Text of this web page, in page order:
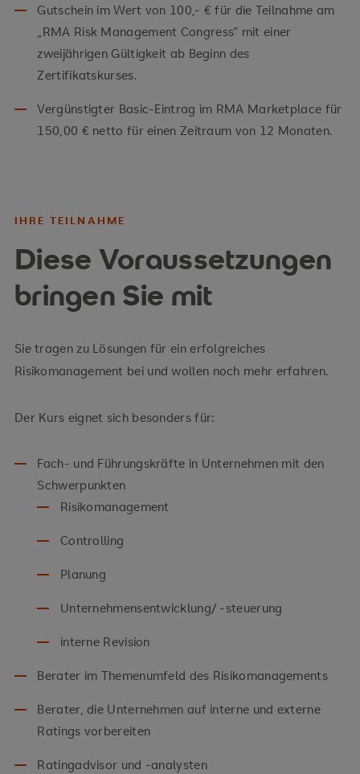
Gutschein im Wert von 100,- € für die Teilnahme am
„RMA Risk Management Congress“ mit einer
zweijährigen Gültigkeit ab Beginn des
Zertifikatskurses.
Vergünstigter Basic-Eintrag im RMA Marketplace für
150,00 € netto für einen Zeitraum von 12 Monaten.
IHRE TEILNAHME
Diese Voraussetzungen
bringen Sie mit
Sie tragen zu Lösungen für ein erfolgreiches
Risikomanagement bei und wollen noch mehr erfahren.
Der Kurs eignet sich besonders für:
Fach- und Führungskräfte in Unternehmen mit den
Schwerpunkten
Risikomanagement
Controlling
Planung
Unternehmensentwicklung/ -steuerung
interne Revision
Berater im Themenumfeld des Risikomanagements
Berater, die Unternehmen auf interne und externe
Ratings vorbereiten
Ratingadvisor und -analysten